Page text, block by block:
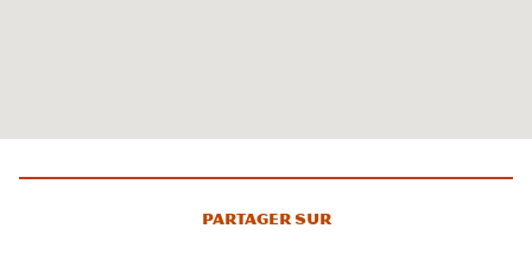
Partager sur